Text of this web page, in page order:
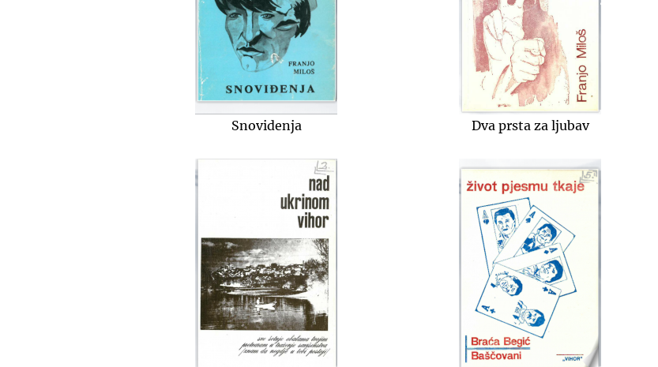
Snovidenja Dva prsta za ljubav